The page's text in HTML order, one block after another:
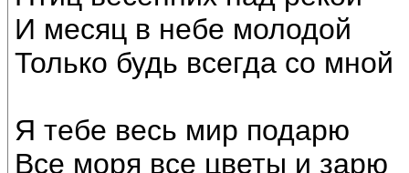
И месяц в небе молодой
Только будь всегда со мной
Я тебе весь мир подарю
Все моря все цветы и зарю